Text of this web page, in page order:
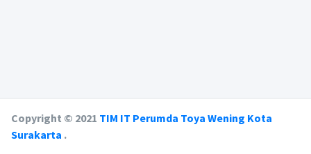
Copyright © 2021 TIM IT Perumda Toya Wening Kota
Surakarta .